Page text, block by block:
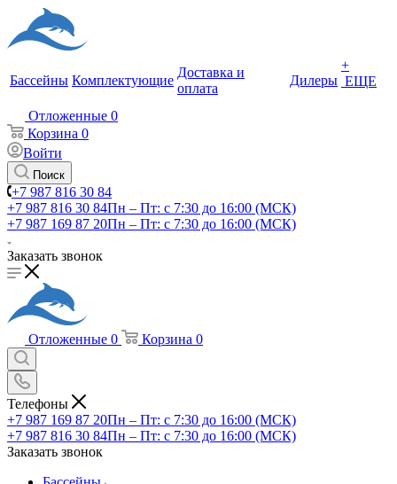
Бассейны Комплектующие
Доставка и
оплата
Дилеры
+
ЕЩЕ
Отложенные 0
Корзина 0
Войти
Поиск
+7 987 816 30 84
+7 987 816 30 84Пн – Пт: с 7:30 до 16:00 (МСК)
+7 987 169 87 20Пн – Пт: с 7:30 до 16:00 (МСК)
Заказать звонок
Отложенные 0 Корзина 0
Телефоны
+7 987 169 87 20Пн – Пт: с 7:30 до 16:00 (МСК)
+7 987 816 30 84Пн – Пт: с 7:30 до 16:00 (МСК)
Заказать звонок